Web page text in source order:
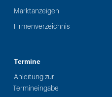
Marktanzeigen
Firmenverzeichnis
Termine
Anleitung zur
Termineingabe